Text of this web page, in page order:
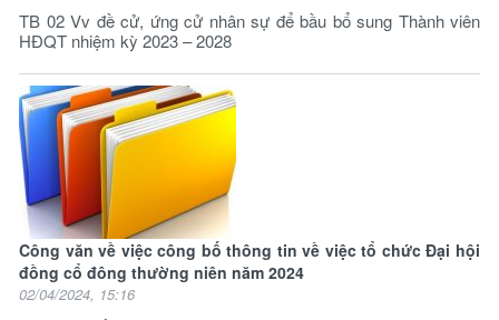
TB 02 Vv đề cử, ứng cử nhân sự để bầu bổ sung Thành viên
HĐQT nhiệm kỳ 2023 – 2028
Công văn về việc công bố thông tin về việc tổ chức Đại hội
đồng cổ đông thường niên năm 2024
02/04/2024, 15:16